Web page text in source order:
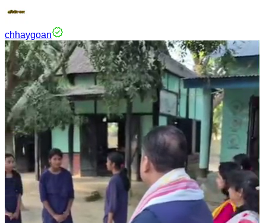
chhaygoan